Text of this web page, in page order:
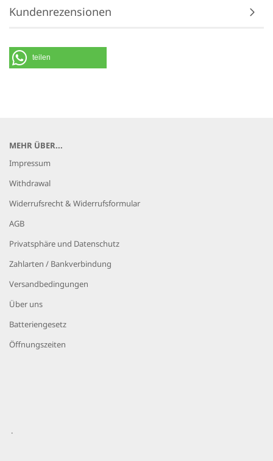
Kundenrezensionen
teilen
MEHR ÜBER...
Impressum
Withdrawal
Widerrufsrecht & Widerrufsformular
AGB
Privatsphäre und Datenschutz
Zahlarten / Bankverbindung
Versandbedingungen
Über uns
Batteriengesetz
Öffnungszeiten
.